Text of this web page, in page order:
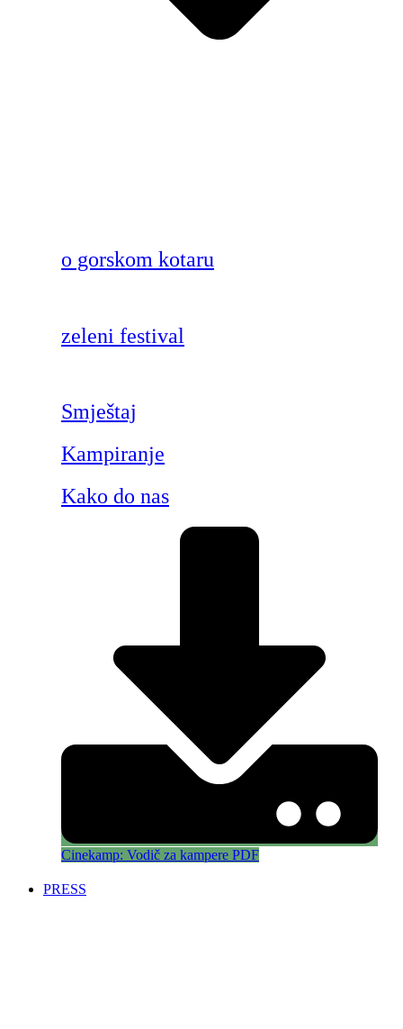
o gorskom kotaru
zeleni festival
Smještaj
Kampiranje
Kako do nas
Cinekamp: Vodič za kampere PDF
PRESS